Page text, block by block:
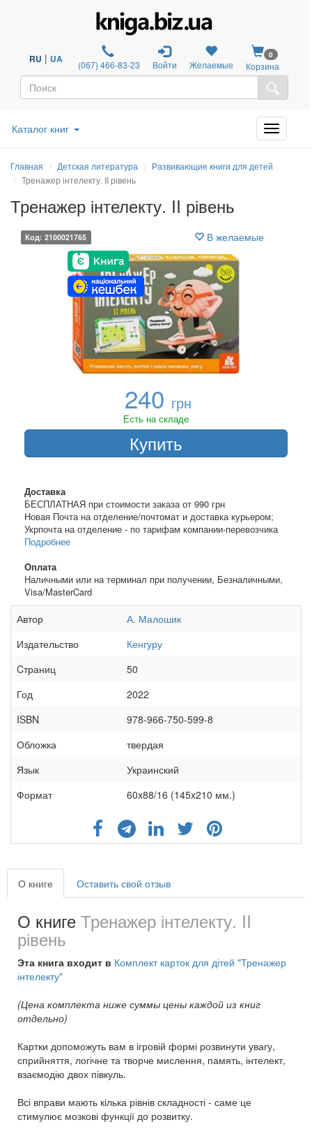
RU | UA (067) 466-83-23 Войти Желаемые
0
Корзина
Каталог книг
Главная Детская литература
Развивающие книги для детей
Тренажер інтелекту. II рівень
Тренажер інтелекту. II рівень
Код: 2100021765 В желаемые
240 грн
Есть на складе
Купить
Доставка
БЕСПЛАТНАЯ при стоимости заказа от 990 грн
Новая Почта на отделение/почтомат и доставка курьером;
Укрпочта на отделение - по тарифам компании-перевозчика
Подробнее
Оплата
Наличными или на терминал при получении, Безналичными,
Visa/MasterCard
Автор
А. Малошик
Издательство
Кенгуру
Cтраниц
50
Год
2022
ISBN
978-966-750-599-8
Обложка
твердая
Язык
Украинский
Формат
60x88/16 (145x210 мм.)
О книге Оставить свой отзыв
О книге Тренажер інтелекту. II
рівень
Эта книга входит в Комплект карток для дітей "Тренажер
інтелекту"
(Цена комплекта ниже суммы цены каждой из книг
отдельно)
Картки допоможуть вам в ігровій формі розвинути увагу,
сприйняття, логічне та творче мислення, память, інтелект,
взаємодію двох півкуль.
Всі вправи мають кілька рівнів складності - саме це
стимулює мозкові функції до розвитку.